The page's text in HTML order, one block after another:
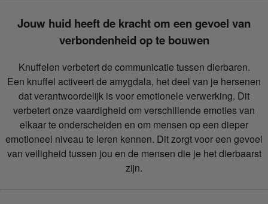
Jouw huid heeft de kracht om een gevoel van
verbondenheid op te bouwen
Knuffelen verbetert de communicatie tussen dierbaren.
Een knuffel activeert de amygdala, het deel van je hersenen
dat verantwoordelijk is voor emotionele verwerking. Dit
verbetert onze vaardigheid om verschillende emoties van
elkaar te onderscheiden en om mensen op een dieper
emotioneel niveau te leren kennen. Dit zorgt voor een gevoel
van veiligheid tussen jou en de mensen die je het dierbaarst
zijn.